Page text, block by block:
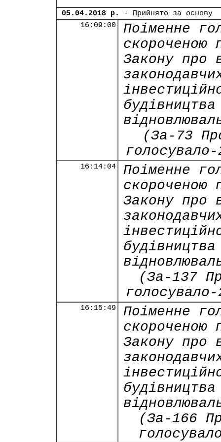
05.04.2018 р.
- Прийнято за основу
16:09:00
Поіменне
скороченою
Закону про
(За-73
16:14:04
Поіменне
скороченою
Закону про
(За-137
16:15:49
Поіменне
скороченою
Закону про
(За-166